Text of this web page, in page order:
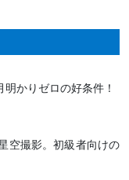
かりゼロの好条件！
空撮影。初級者向けの